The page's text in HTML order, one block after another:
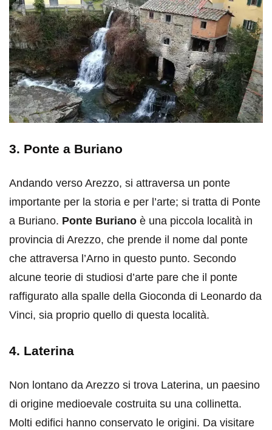
3. Ponte a Buriano
Andando verso Arezzo, si attraversa un ponte
importante per la storia e per l’arte; si tratta di Ponte
a Buriano. Ponte Buriano è una piccola località in
provincia di Arezzo, che prende il nome dal ponte
che attraversa l’Arno in questo punto. Secondo
alcune teorie di studiosi d’arte pare che il ponte
raffigurato alla spalle della Gioconda di Leonardo da
Vinci, sia proprio quello di questa località.
4. Laterina
Non lontano da Arezzo si trova Laterina, un paesino
di origine medioevale costruita su una collinetta.
Molti edifici hanno conservato le origini. Da visitare